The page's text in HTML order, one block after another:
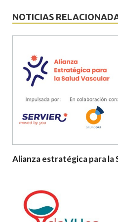
NOTICIAS
Alianza estratégica para la